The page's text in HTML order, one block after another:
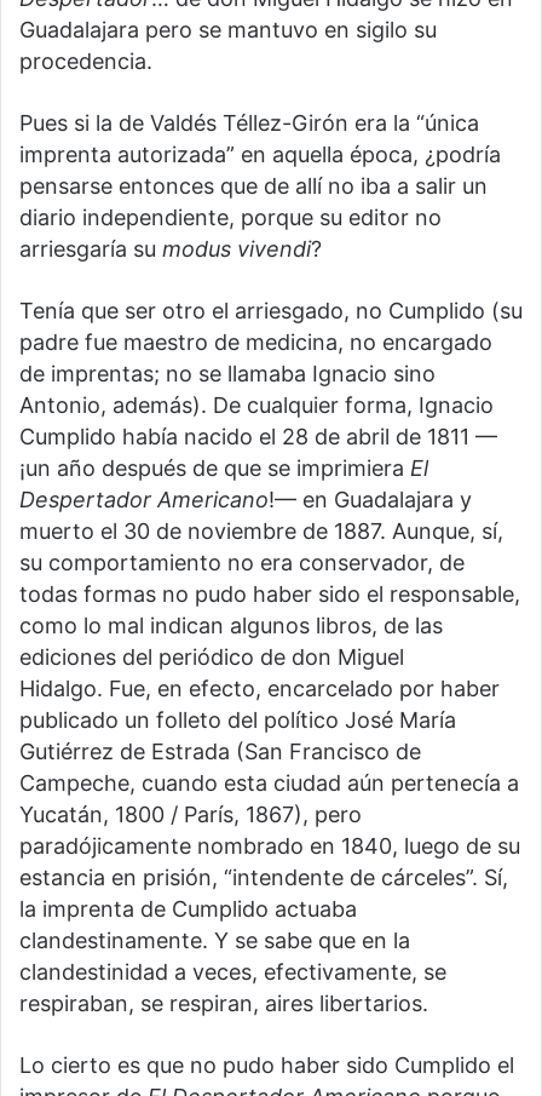
Guadalajara pero se mantuvo en sigilo su
procedencia.
Pues si la de Valdés Téllez-Girón era la “única
imprenta autorizada” en aquella época, ¿podría
pensarse entonces que de allí no iba a salir un
diario independiente, porque su editor no
arriesgaría su modus vivendi?
Tenía que ser otro el arriesgado, no Cumplido (su
padre fue maestro de medicina, no encargado
de imprentas; no se llamaba Ignacio sino
Antonio, además). De cualquier forma, Ignacio
Cumplido había nacido el 28 de abril de 1811 —
¡un año después de que se imprimiera El
Despertador Americano!— en Guadalajara y
muerto el 30 de noviembre de 1887. Aunque, sí,
su comportamiento no era conservador, de
todas formas no pudo haber sido el responsable,
como lo mal indican algunos libros, de las
ediciones del periódico de don Miguel
Hidalgo. Fue, en efecto, encarcelado por haber
publicado un folleto del político José María
Gutiérrez de Estrada (San Francisco de
Campeche, cuando esta ciudad aún pertenecía a
Yucatán, 1800 / París, 1867), pero
paradójicamente nombrado en 1840, luego de su
estancia en prisión, “intendente de cárceles”. Sí,
la imprenta de Cumplido actuaba
clandestinamente. Y se sabe que en la
clandestinidad a veces, efectivamente, se
respiraban, se respiran, aires libertarios.
Lo cierto es que no pudo haber sido Cumplido el